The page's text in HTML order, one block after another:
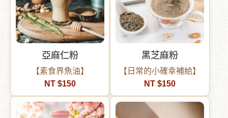
亞麻仁粉
【素食界魚油】
NT $150
黑芝麻粉
【日常的小確幸補給】
NT $150